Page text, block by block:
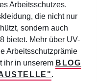
Arbeitsschutzes.
die nicht nur
sondern auch
bietet. Mehr über UV-
Arbeitsschutzprämie
ihr in unserem BLOG
.